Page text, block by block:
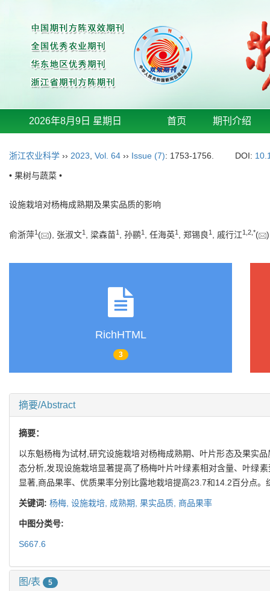
2026年8月9日 星期日 首页 期刊介绍
浙江农业科学 ›› 2023 Vol. 64 ›› Issue (7): 1753-1756. DOI:
• 果树与蔬菜 •
设施栽培对杨梅成熟期及果实品质的影响
俞浙萍1 ( ), 张淑文1 , 梁森苗1 , 孙鹂1 , 任海英1 , 郑锡良1 , 戚行江1 2 *(
RichHTML
3
摘要/Abstract
摘要：
以东魁杨梅为试材,研究设施栽培对杨梅成熟期、叶片形态及果实
态分析,发现设施栽培显著提高了杨梅叶片叶绿素相对含量、叶绿
显著,商品果率、优质果率分别比露地栽培提高23.7和14.2百分点
关键词: 杨梅, 设施栽培, 成熟期, 果实品质, 商品果率
中图分类号:
S667.6
图/表 5